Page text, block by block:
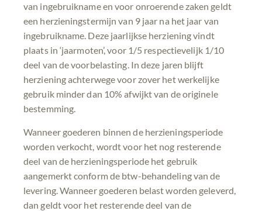
van ingebruikname en voor onroerende zaken geldt
een herzieningstermijn van 9 jaar na het jaar van
ingebruikname. Deze jaarlijkse herziening vindt
plaats in ‘jaarmoten’, voor 1/5 respectievelijk 1/10
deel van de voorbelasting. In deze jaren blijft
herziening achterwege voor zover het werkelijke
gebruik minder dan 10% afwijkt van de originele
bestemming.
Wanneer goederen binnen de herzieningsperiode
worden verkocht, wordt voor het nog resterende
deel van de herzieningsperiode het gebruik
aangemerkt conform de btw-behandeling van de
levering. Wanneer goederen belast worden geleverd,
dan geldt voor het resterende deel van de